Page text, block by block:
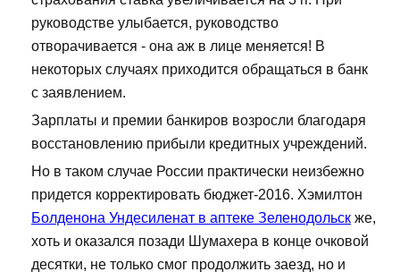
руководстве улыбается, руководство
отворачивается - она аж в лице меняется! В
некоторых случаях приходится обращаться в банк
с заявлением.
Зарплаты и премии банкиров возросли благодаря
восстановлению прибыли кредитных учреждений.
Но в таком случае России практически неизбежно
придется корректировать бюджет-2016. Хэмилтон
Болденона Ундесиленат в аптеке Зеленодольск же,
хоть и оказался позади Шумахера в конце очковой
десятки, не только смог продолжить заезд, но и